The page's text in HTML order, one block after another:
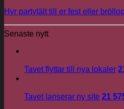
Hyr partytält till er fest eller
Senaste nytt
Tavet flyttar till nya lokaler
Tavet lanserar ny site 21